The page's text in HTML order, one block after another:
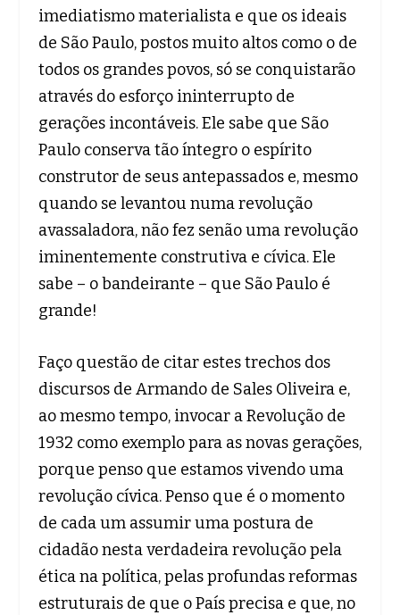
imediatismo materialista e que os ideais
de São Paulo, postos muito altos como o de
todos os grandes povos, só se conquistarão
através do esforço ininterrupto de
gerações incontáveis. Ele sabe que São
Paulo conserva tão íntegro o espírito
construtor de seus antepassados e, mesmo
quando se levantou numa revolução
avassaladora, não fez senão uma revolução
iminentemente construtiva e cívica. Ele
sabe – o bandeirante – que São Paulo é
grande!
Faço questão de citar estes trechos dos
discursos de Armando de Sales Oliveira e,
ao mesmo tempo, invocar a Revolução de
1932 como exemplo para as novas gerações,
porque penso que estamos vivendo uma
revolução cívica. Penso que é o momento
de cada um assumir uma postura de
cidadão nesta verdadeira revolução pela
ética na política, pelas profundas reformas
estruturais de que o País precisa e que, no